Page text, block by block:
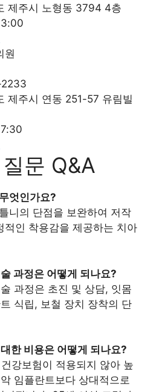
제주시 노형동 3794 4층
원
제주시 연동 251-57 유림빌
문 Q&A
엇인가요?
니의 단점을 보완하여 저작
적인 착용감을 제공하는 치아
과정은 어떻게 되나요?
과정은 초진 및 상담, 잇몸
식립, 보철 장치 장착의 단
한 비용은 어떻게 되나요?
강보험이 적용되지 않아 높
임플란트보다 상대적으로